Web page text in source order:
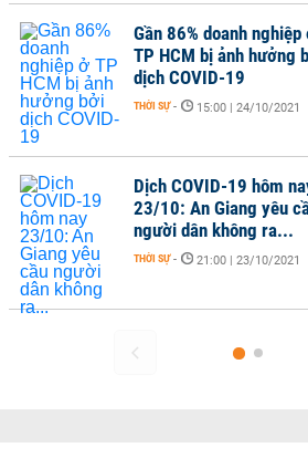
Gần 86% doanh nghiệp
TP HCM bị ảnh hưởng
dịch COVID-19
THỜI SỰ - 15:00 | 24/10/2021
Dịch COVID-19 hôm
23/10: An Giang yêu
người dân không ra...
THỜI SỰ - 21:00 | 23/10/2021